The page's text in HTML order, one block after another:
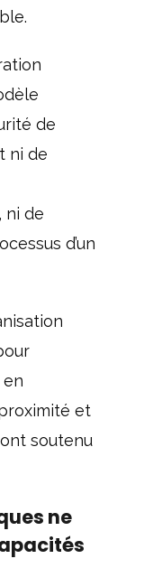
de
ni de
ni de
d’un
en
et
soutenu
ne